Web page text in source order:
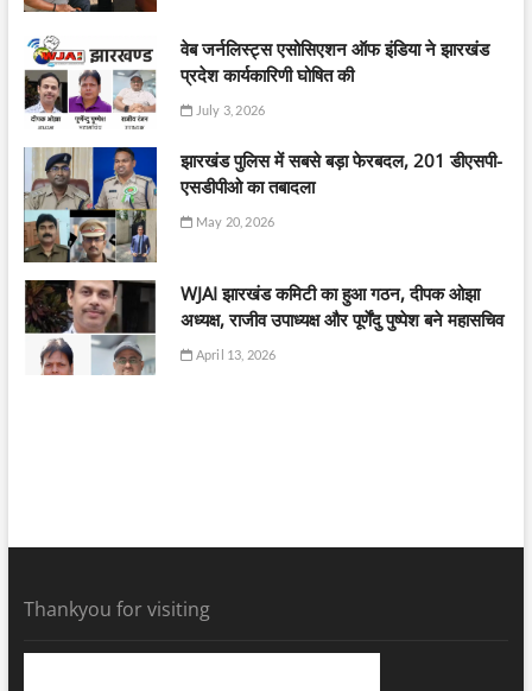
वेब जर्नलिस्ट्स एसोसिएशन ऑफ इंडिया ने झारखंड
प्रदेश कार्यकारिणी घोषित की
July 3, 2026
झारखंड पुलिस में सबसे बड़ा फेरबदल, 201 डीएसपी-
एसडीपीओ का तबादला
May 20, 2026
WJAI झारखंड कमिटी का हुआ गठन, दीपक ओझा
अध्यक्ष, राजीव उपाध्यक्ष और पूर्णेंदु पुष्पेश बने महासचिव
April 13, 2026
Thankyou for visiting